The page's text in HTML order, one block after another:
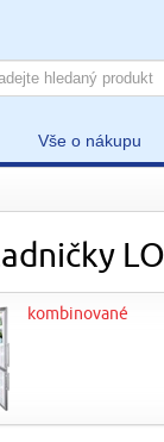
Vše o nákupu
kombinované